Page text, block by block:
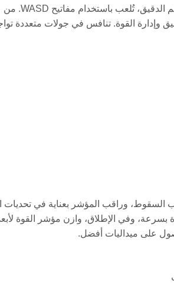
تتميز هذه اللعبة المتصفح بخمسة ألعاب مصغرة فريدة تجمع بين ردود الفعل السريعة والتحكم الدقيق، تُلعب باستخدام مفاتيح WASD. من
وإدارة القوة. تنافس في جولات متعددة
السقوط، وراقب المؤشر بعناية في تحديات
وفي الإطلاق، وازن مؤشر القوة
على ميداليات أفضل.